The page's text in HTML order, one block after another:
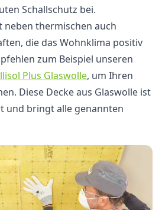
Schallschutz bei.
neben thermischen auch
die das Wohnklima positiv
zum Beispiel unseren
l Plus Glaswolle, um Ihren
Diese Decke aus Glaswolle ist
und bringt alle genannten